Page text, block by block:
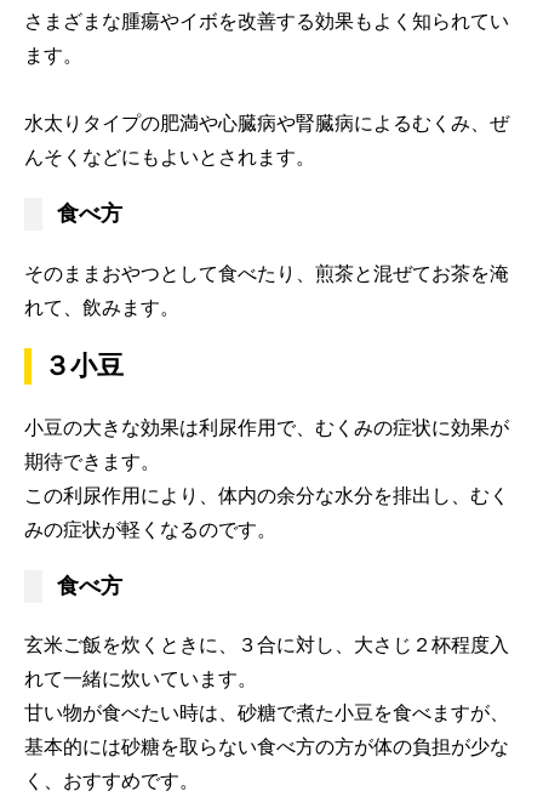
さまざまな腫瘍やイボを改善する効果もよく知られてい
ます。
水太りタイプの肥満や心臓病や腎臓病によるむくみ、ぜ
んそくなどにもよいとされます。
食べ方
そのままおやつとして食べたり、煎茶と混ぜてお茶を淹
れて、飲みます。
３小豆
小豆の大きな効果は利尿作用で、むくみの症状に効果が
期待できます。
この利尿作用により、体内の余分な水分を排出し、むく
みの症状が軽くなるのです。
食べ方
玄米ご飯を炊くときに、３合に対し、大さじ２杯程度入
れて一緒に炊いています。
甘い物が食べたい時は、砂糖で煮た小豆を食べますが、
基本的には砂糖を取らない食べ方の方が体の負担が少な
く、おすすめです。